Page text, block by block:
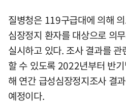
질병청은 119구급대에 의해
심장정지 환자를 대상으로 의
실시하고 있다. 조사 결과를
할 수 있도록 2022년부터 반
해 연간 급성심장정지조사 결
예정이다.